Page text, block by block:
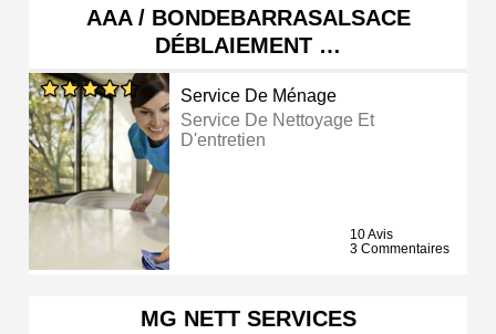
AAA / BONDEBARRASALSACE
DÉBLAIEMENT …
Service De Ménage
Service De Nettoyage Et
D'entretien
10 Avis
3 Commentaires
MG NETT SERVICES